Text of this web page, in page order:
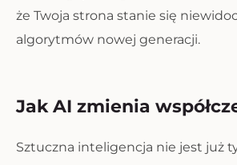
że Twoja strona stanie się
algorytmów nowej generacji.
Jak AI zmienia
Sztuczna inteligencja nie jest już